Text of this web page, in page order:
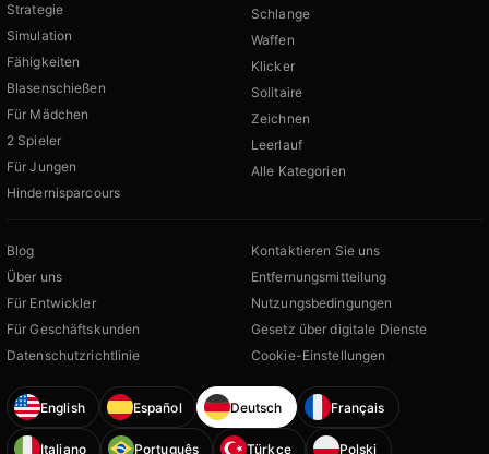
Strategie
Simulation
Fähigkeiten
Blasenschießen
Für Mädchen
2 Spieler
Für Jungen
Hindernisparcours
Schlange
Waffen
Klicker
Solitaire
Zeichnen
Leerlauf
Alle Kategorien
Blog
Über uns
Für Entwickler
Für Geschäftskunden
Datenschutzrichtlinie
Kontaktieren Sie uns
Entfernungsmitteilung
Nutzungsbedingungen
Gesetz über digitale Dienste
Cookie-Einstellungen
English Español Deutsch Français
Italiano Português Türkçe Polski